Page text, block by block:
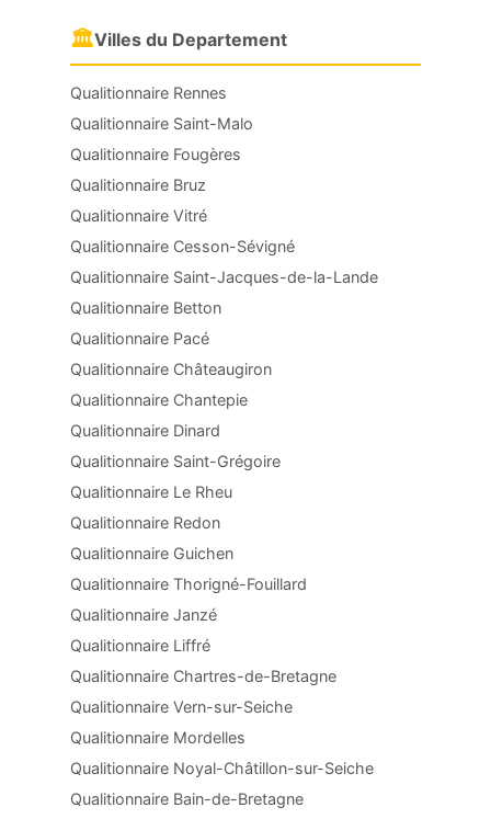
🏛Villes du Departement
Qualitionnaire Rennes
Qualitionnaire Saint-Malo
Qualitionnaire Fougères
Qualitionnaire Bruz
Qualitionnaire Vitré
Qualitionnaire Cesson-Sévigné
Qualitionnaire Saint-Jacques-de-la-Lande
Qualitionnaire Betton
Qualitionnaire Pacé
Qualitionnaire Châteaugiron
Qualitionnaire Chantepie
Qualitionnaire Dinard
Qualitionnaire Saint-Grégoire
Qualitionnaire Le Rheu
Qualitionnaire Redon
Qualitionnaire Guichen
Qualitionnaire Thorigné-Fouillard
Qualitionnaire Janzé
Qualitionnaire Liffré
Qualitionnaire Chartres-de-Bretagne
Qualitionnaire Vern-sur-Seiche
Qualitionnaire Mordelles
Qualitionnaire Noyal-Châtillon-sur-Seiche
Qualitionnaire Bain-de-Bretagne